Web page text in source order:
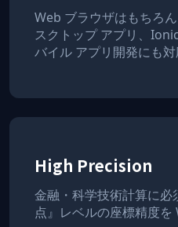
Web ブラウザはもちろ
スクトップ アプリ、
バイル アプリ開発にも対
High Precision
金融・科学技術計算に必
点』レベルの座標精度を